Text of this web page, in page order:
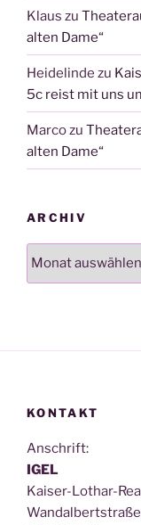
Klaus zu
alten Dame“
Heidelinde zu
5c reist mit uns
Marcozu
alten Dame“
ARCHIV
Archiv
KONTAKT
Anschrift:
IGEL
Kai­ser-Lothar-
Wan­dal­bert­stra­ße